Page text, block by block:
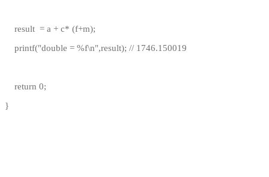
result = a + c* (f+m);
printf("double = %f\n",result); // 1746.150019
return 0;
}